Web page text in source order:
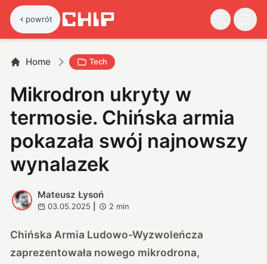
powrót
Home Tech
Mikrodron ukryty w
termosie. Chińska armia
pokazała swój najnowszy
wynalazek
M
Mateusz Łysoń
03.05.2025 2 min
Chińska Armia Ludowo-Wyzwoleńcza
zaprezentowała nowego mikrodrona,